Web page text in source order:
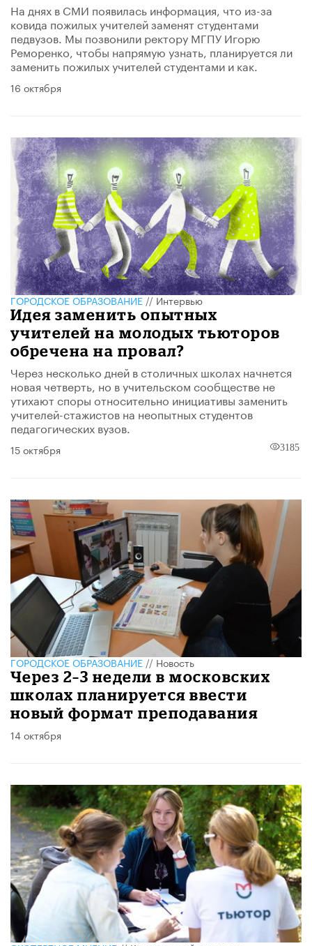
На днях в СМИ появилась информация, что из-за
ковида пожилых учителей заменят студентами
педвузов. Мы позвонили ректору МГПУ Игорю
Реморенко, чтобы напрямую узнать, планируется ли
заменить пожилых учителей студентами и как.
16 октября
ГОРОДСКОЕ ОБРАЗОВАНИЕ//Интервью
Идея заменить опытных
учителей на молодых тьюторов
обречена на провал?
Через несколько дней в столичных школах начнется
новая четверть, но в учительском сообществе не
утихают споры относительно инициативы заменить
учителей-стажистов на неопытных студентов
педагогических вузов.
15 октября 3185
ГОРОДСКОЕ ОБРАЗОВАНИЕ//Новость
Через 2–3 недели в московских
школах планируется ввести
новый формат преподавания
14 октября